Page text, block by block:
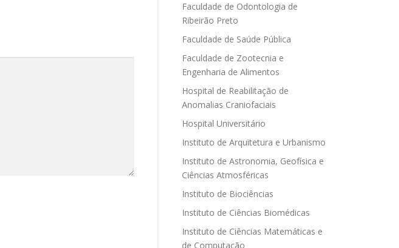
Faculdade de Odontologia de
Ribeirão Preto
Faculdade de Saúde Pública
Faculdade de Zootecnia e
Engenharia de Alimentos
Hospital de Reabilitação de
Anomalias Craniofaciais
Hospital Universitário
Instituto de Arquitetura e Urbanismo
Instituto de Astronomia, Geofísica e
Ciências Atmosféricas
Instituto de Biociências
Instituto de Ciências Biomédicas
Instituto de Ciências Matemáticas e
de Computação